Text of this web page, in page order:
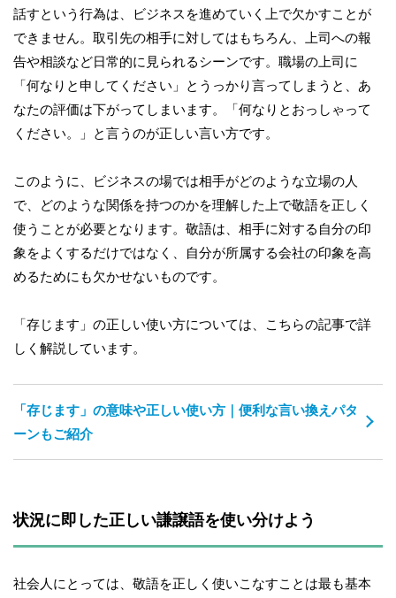
話すという行為は、ビジネスを進めていく上で欠かすことが
できません。取引先の相手に対してはもちろん、上司への報
告や相談など日常的に見られるシーンです。職場の上司に
「何なりと申してください」とうっかり言ってしまうと、あ
なたの評価は下がってしまいます。「何なりとおっしゃって
ください。」と言うのが正しい言い方です。
このように、ビジネスの場では相手がどのような立場の人
で、どのような関係を持つのかを理解した上で敬語を正しく
使うことが必要となります。敬語は、相手に対する自分の印
象をよくするだけではなく、自分が所属する会社の印象を高
めるためにも欠かせないものです。
「存じます」の正しい使い方については、こちらの記事で詳
しく解説しています。
「存じます」の意味や正しい使い方｜便利な言い換えパタ
ーンもご紹介
状況に即した正しい謙譲語を使い分けよう
社会人にとっては、敬語を正しく使いこなすことは最も基本